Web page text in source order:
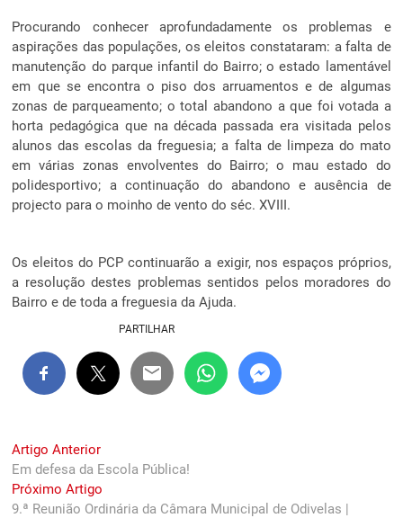
Procurando conhecer aprofundadamente os problemas e
aspirações das populações, os eleitos constataram: a falta de
manutenção do parque infantil do Bairro; o estado lamentável
em que se encontra o piso dos arruamentos e de algumas
zonas de parqueamento; o total abandono a que foi votada a
horta pedagógica que na década passada era visitada pelos
alunos das escolas da freguesia; a falta de limpeza do mato
em várias zonas envolventes do Bairro; o mau estado do
polidesportivo; a continuação do abandono e ausência de
projecto para o moinho de vento do séc. XVIII.
Os eleitos do PCP continuarão a exigir, nos espaços próprios,
a resolução destes problemas sentidos pelos moradores do
Bairro e de toda a freguesia da Ajuda.
PARTILHAR
Navegação
de
artigos
Artigo AnteriorPrevious
post:
Em defesa da Escola Pública!
Próximo Artigo
post:
9.ª Reunião Ordinária da Câmara Municipal de Odivelas |